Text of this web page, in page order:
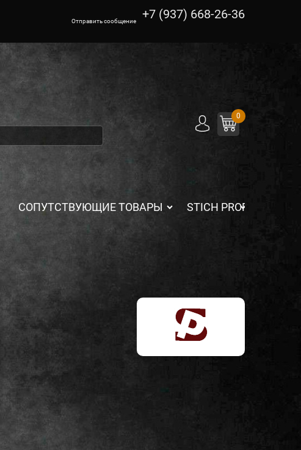
Отправить сообщение +7 (937) 668-26-36
0
СОПУТСТВУЮЩИЕ ТОВАРЫ STICH PROFI